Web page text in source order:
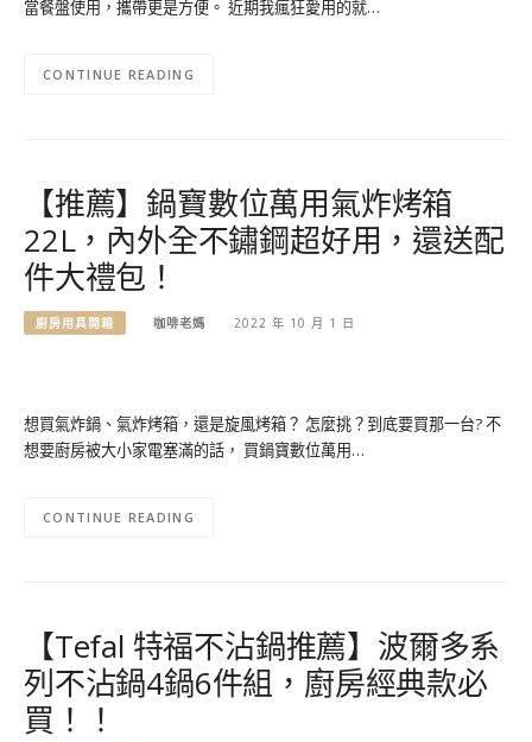
當餐盤使用，攜帶更是方便。 近期我瘋狂愛用的就…
CONTINUE READING
【推薦】鍋寶數位萬用氣炸烤箱
22L，內外全不鏽鋼超好用，還送配
件大禮包！
廚房用具開箱 咖啡老媽 2022 年 10 月 1 日
想買氣炸鍋、氣炸烤箱，還是旋風烤箱？ 怎麼挑？到底要買那一台? 不
想要廚房被大小家電塞滿的話， 買鍋寶數位萬用…
CONTINUE READING
【Tefal 特福不沾鍋推薦】波爾多系
列不沾鍋4鍋6件組，廚房經典款必
買！！